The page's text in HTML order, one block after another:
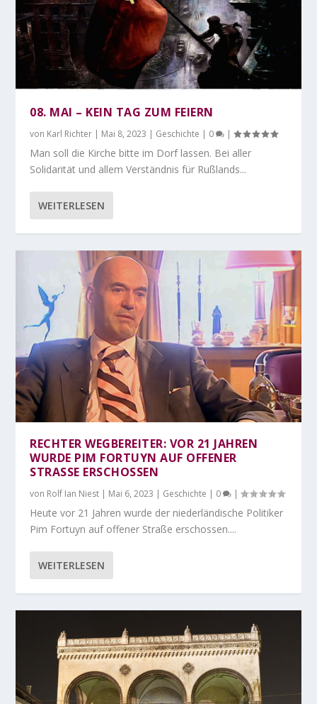
08. MAI – KEIN TAG ZUM FEIERN
von Karl Richter | Mai 8, 2023 | Geschichte | 0 |
Man soll die Kirche bitte im Dorf lassen. Bei aller
Solidarität und allem Verständnis für Rußlands...
WEITERLESEN
RECHTER WEGBEREITER: VOR 21 JAHREN
WURDE PIM FORTUYN AUF OFFENER
STRASSE ERSCHOSSEN
von Rolf Ian Niest | Mai 6, 2023 | Geschichte | 0 |
Heute vor 21 Jahren wurde der niederländische Politiker
Pim Fortuyn auf offener Straße erschossen....
WEITERLESEN